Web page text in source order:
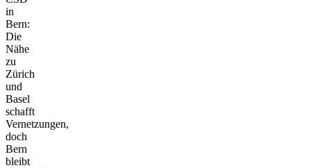
in
Bern:
Die
Nähe
zu
Zürich
und
Basel
schafft
Vernetzungen,
doch
Bern
bleibt